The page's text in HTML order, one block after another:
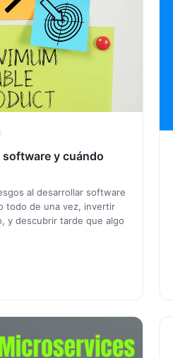
software y cuándo
al desarrollar software
todo de una vez, invertir
y descubrir tarde que algo